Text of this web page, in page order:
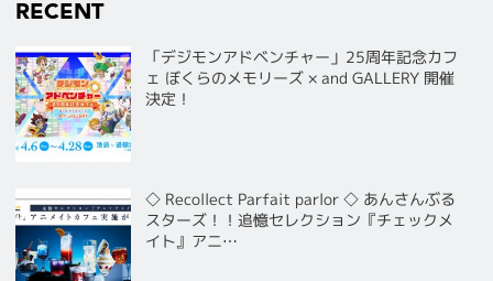
RECENT
「デジモンアドベンチャー」25周年記念カフ
ェ ぼくらのメモリーズ × and GALLERY 開催
決定！
◇ Recollect Parfait parlor ◇ あんさんぶる
スターズ！！追憶セレクション『チェックメ
イト』アニ…